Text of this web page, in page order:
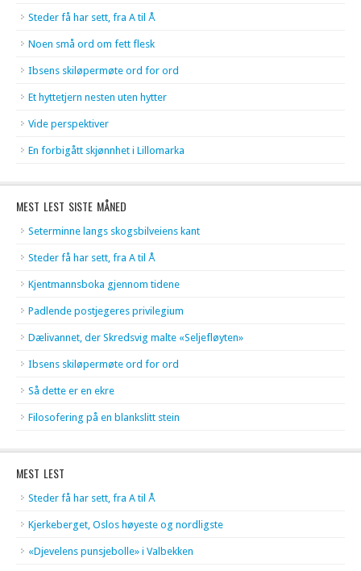
Steder få har sett, fra A til Å
Noen små ord om fett flesk
Ibsens skiløpermøte ord for ord
Et hyttetjern nesten uten hytter
Vide perspektiver
En forbigått skjønnhet i Lillomarka
MEST LEST SISTE MÅNED
Seterminne langs skogsbilveiens kant
Steder få har sett, fra A til Å
Kjentmannsboka gjennom tidene
Padlende postjegeres privilegium
Dælivannet, der Skredsvig malte «Seljefløyten»
Ibsens skiløpermøte ord for ord
Så dette er en ekre
Filosofering på en blankslitt stein
MEST LEST
Steder få har sett, fra A til Å
Kjerkeberget, Oslos høyeste og nordligste
«Djevelens punsjebolle» i Valbekken